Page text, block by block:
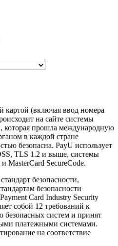
картой (включая ввод номера
на сайте системы
которая прошла международную
в каждой стране
безопасна. PayU использует
TLS 1.2 и выше, системы
MasterCard SecureCode.
безопасности,
безопасности
Card Industry Security
собой 12 требований к
систем и принят
платежными системами.
на соответствие